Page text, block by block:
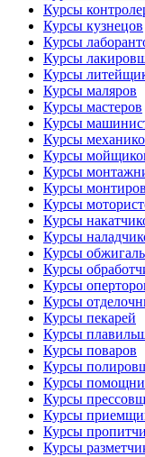
Курсы
Курсы кузнецов
Курсы
Курсы
Курсы
Курсы маляров
Курсы мастеров
Курсы
Курсы
Курсы
Курсы
Курсы
Курсы
Курсы
Курсы
Курсы
Курсы
Курсы
Курсы
Курсы пекарей
Курсы
Курсы поваров
Курсы
Курсы
Курсы
Курсы
Курсы
Курсы